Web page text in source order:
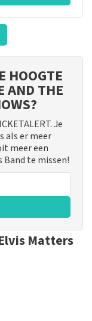
HOOGTE
AND THE
Je
als er meer
meer een
Band te missen!
Matters